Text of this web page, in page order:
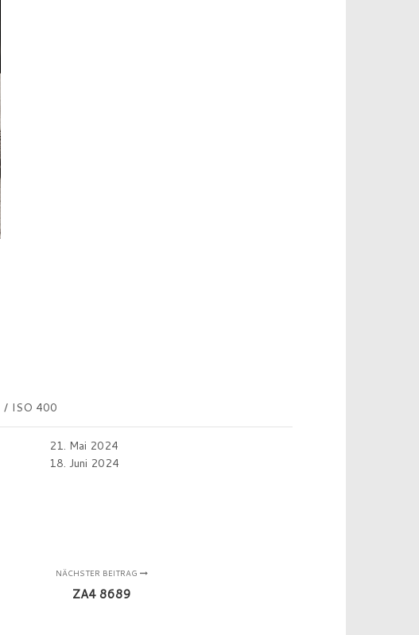
/ ISO 400
21. Mai 2024
18. Juni 2024
NÄCHSTER BEITRAG
ZA4 8689